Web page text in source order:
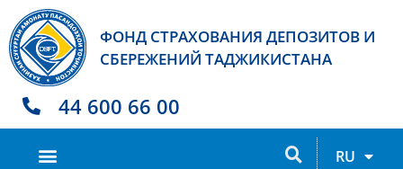
ФОНД СТРАХОВАНИЯ ДЕПОЗИТОВ И
СБЕРЕЖЕНИЙ ТАДЖИКИСТАНА
44 600 66 00
RU
EN